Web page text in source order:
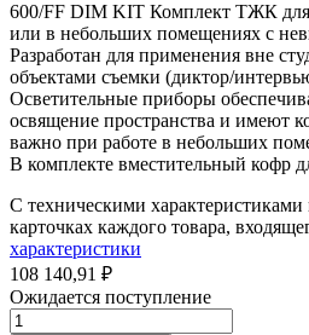
600/FF DIM KIT Комплект ТЖК для
или в небольших помещениях с
Разработан для применения вне
объектами съемки (диктор/
Осветительные приборы
освящение пространства и имеют
важно при работе в небольших
В комплекте вместительный кофр
С техническими
карточках каждого товара,
характеристики
108 140,91 ₽
Ожидается поступление